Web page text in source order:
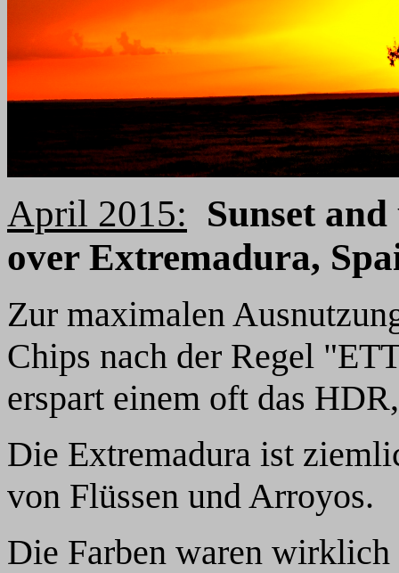
April 2015: Sunset
over Extremadura,
Zur maximalen
Chips nach der Regel
erspart einem oft das
Die Extremadura ist
von Flüssen und Arroyos.
Die Farben waren